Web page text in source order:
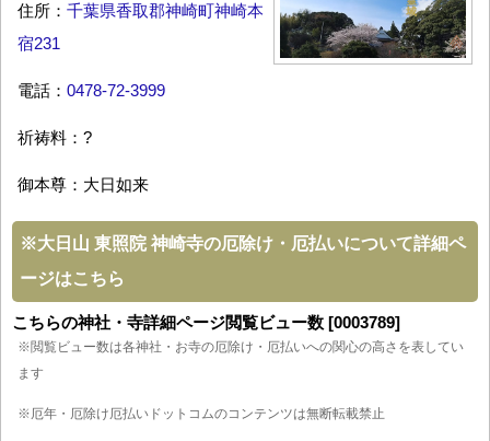
住所： 千葉県香取郡神崎町神崎本
宿231
電話： 0478-72-3999
祈祷料：?
御本尊：大日如来
※大日山 東照院 神崎寺の厄除け・厄払いについて詳細ペ
ージはこちら
こちらの神社・寺詳細ページ閲覧ビュー数 [0003789]
※閲覧ビュー数は各神社・お寺の厄除け・厄払いへの関心の高さを表してい
ます
※厄年・厄除け厄払いドットコムのコンテンツは無断転載禁止